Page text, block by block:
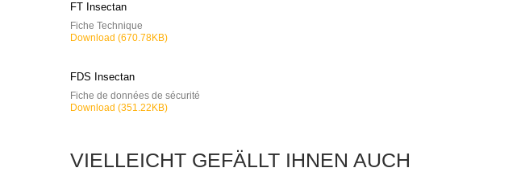
FT Insectan
Fiche Technique
Download (670.78KB)
FDS Insectan
Fiche de données de sécurité
Download (351.22KB)
VIELLEICHT GEFÄLLT IHNEN AUCH